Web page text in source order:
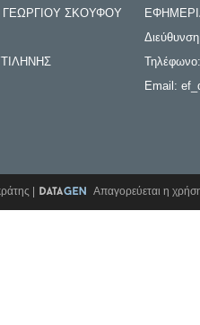
ΣΚΟΥΦΟΥ
Email:
| Απαγορεύεται η